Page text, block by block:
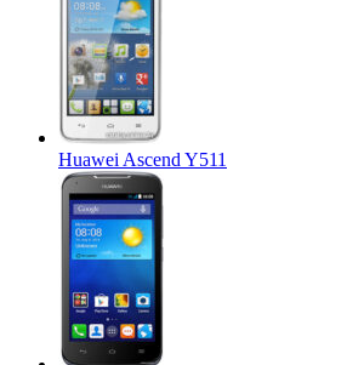
Huawei Ascend Y511